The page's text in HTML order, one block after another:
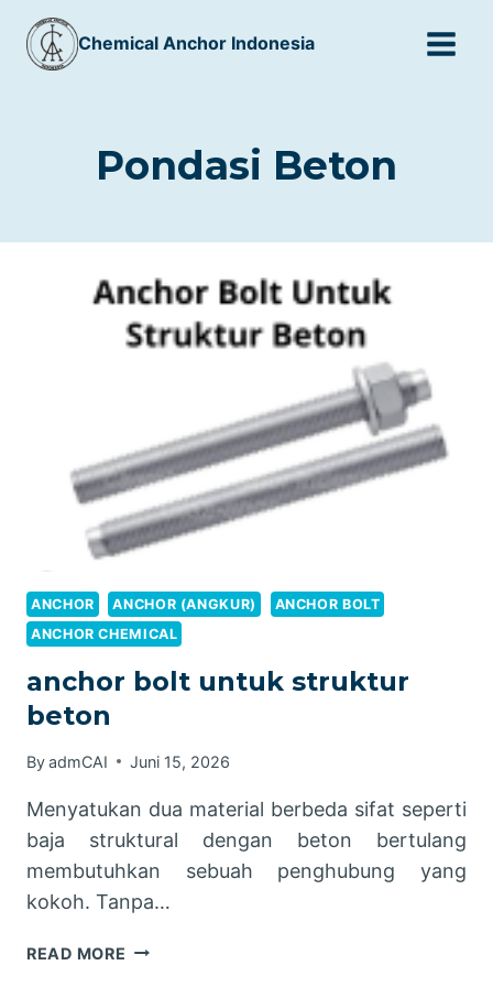
content
Chemical Anchor Indonesia
Pondasi Beton
ANCHOR ANCHOR (ANGKUR)
ANCHOR BOLT
ANCHOR CHEMICAL
anchor bolt untuk struktur
beton
ByadmCAI Juni 15, 2026
Menyatukan dua material berbeda sifat seperti
baja struktural dengan beton bertulang
membutuhkan sebuah penghubung yang
kokoh. Tanpa…
READ MORE ANCHOR